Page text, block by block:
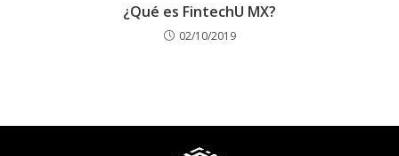
¿Qué es FintechU MX?
02/10/2019